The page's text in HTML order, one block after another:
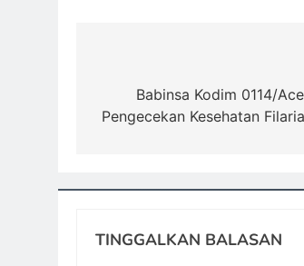
Babinsa Kodim 0114/
Pengecekan Kesehatan
TINGGALKAN BALASAN